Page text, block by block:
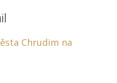
Chrudim na